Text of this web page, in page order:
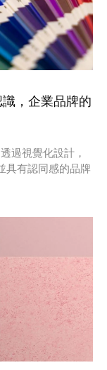
，企業品牌的
過視覺化設計，
具有認同感的品牌